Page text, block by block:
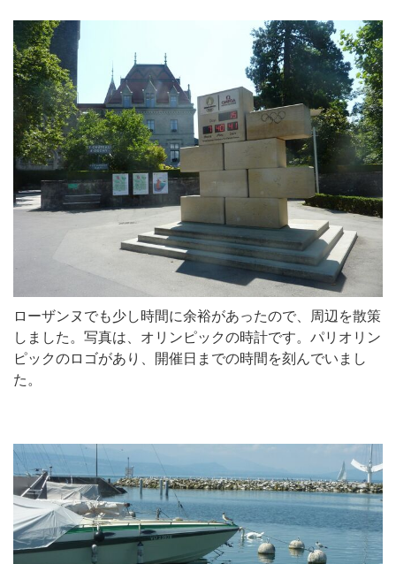
ローザンヌでも少し時間に余裕があったので、周辺を散策
しました。写真は、オリンピックの時計です。パリオリン
ピックのロゴがあり、開催日までの時間を刻んでいまし
た。